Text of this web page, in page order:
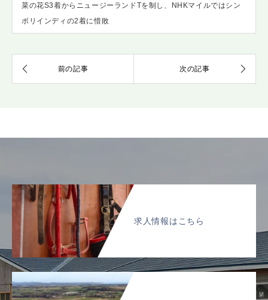
菜の花S3着からニュージーランドTを制し、NHKマイルではシン
ボリインディの2着に惜敗
求人情報はこちら